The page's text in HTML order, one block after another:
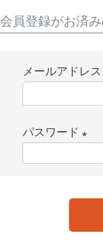
会員登録がお済
メールアドレス
パスワード
須